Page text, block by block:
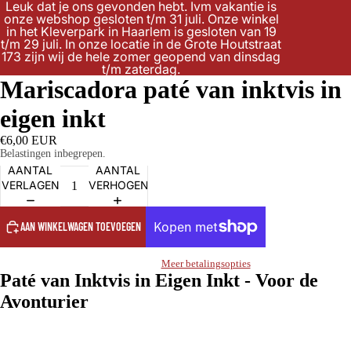
Leuk dat je ons gevonden hebt. Ivm vakantie is
onze webshop gesloten t/m 31 juli. Onze winkel
in het Kleverpark in Haarlem is gesloten van 19
t/m 29 juli. In onze locatie in de Grote Houtstraat
173 zijn wij de hele zomer geopend van dinsdag
t/m zaterdag.
Mariscadora paté van inktvis in
eigen inkt
€6,00 EUR
Belastingen inbegrepen.
AANTAL
VERLAGEN
AANTAL
VERHOGEN
AAN WINKELWAGEN TOEVOEGEN
Meer betalingsopties
Paté van Inktvis in Eigen Inkt - Voor de
Avonturier